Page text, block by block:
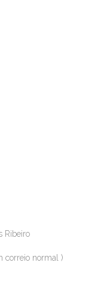
Ribeiro
correio normal )